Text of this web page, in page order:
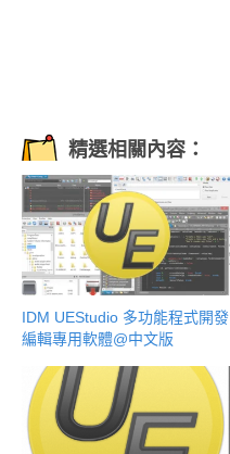
精選相關內容：
IDM UEStudio 多功能程式開發
編輯專用軟體@中文版